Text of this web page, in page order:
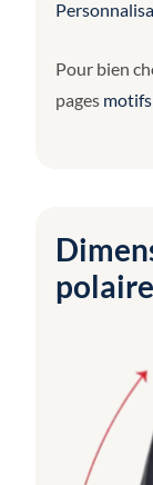
Pour bien
pages